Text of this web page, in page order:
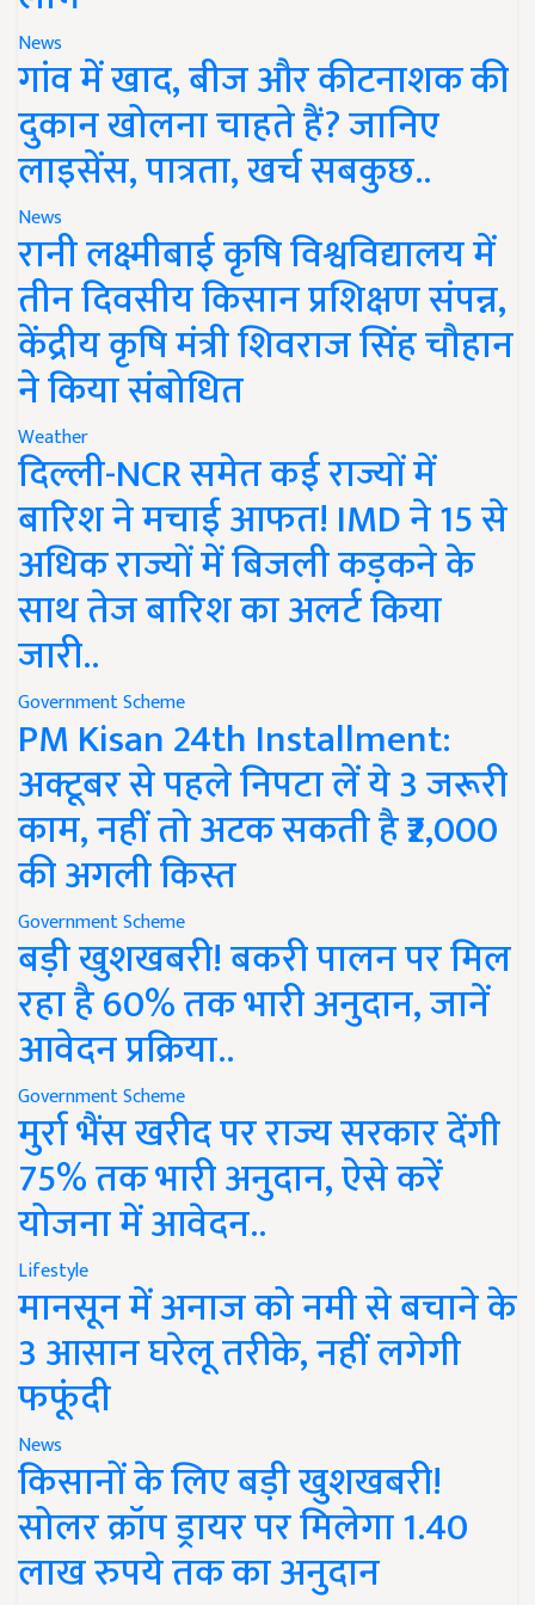
News
गांव में खाद, बीज और कीटनाशक की
दुकान खोलना चाहते हैं? जानिए
लाइसेंस, पात्रता, खर्च सबकुछ..
News
रानी लक्ष्मीबाई कृषि विश्वविद्यालय में
तीन दिवसीय किसान प्रशिक्षण संपन्न,
केंद्रीय कृषि मंत्री शिवराज सिंह चौहान
ने किया संबोधित
Weather
दिल्ली-NCR समेत कई राज्यों में
बारिश ने मचाई आफत! IMD ने 15 से
अधिक राज्यों में बिजली कड़कने के
साथ तेज बारिश का अलर्ट किया
जारी..
Government Scheme
PM Kisan 24th Installment:
अक्टूबर से पहले निपटा लें ये 3 जरूरी
काम, नहीं तो अटक सकती है ₹2,000
की अगली किस्त
Government Scheme
बड़ी खुशखबरी! बकरी पालन पर मिल
रहा है 60% तक भारी अनुदान, जानें
आवेदन प्रक्रिया..
Government Scheme
मुर्रा भैंस खरीद पर राज्य सरकार देंगी
75% तक भारी अनुदान, ऐसे करें
योजना में आवेदन..
Lifestyle
मानसून में अनाज को नमी से बचाने के
3 आसान घरेलू तरीके, नहीं लगेगी
फफूंदी
News
किसानों के लिए बड़ी खुशखबरी!
सोलर क्रॉप ड्रायर पर मिलेगा 1.40
लाख रुपये तक का अनुदान